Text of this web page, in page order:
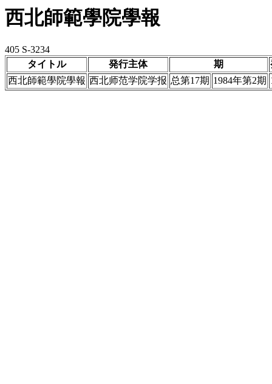
西北師範學院學報
405 S-3234
タイトル
発行主体 期
西北師範學院學報 西北师范学院学报 总第17期 1984年第2期